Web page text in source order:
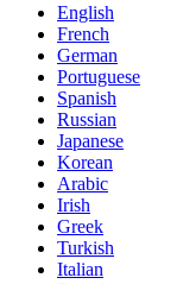
English
French
German
Portuguese
Spanish
Russian
Japanese
Korean
Arabic
Irish
Greek
Turkish
Italian